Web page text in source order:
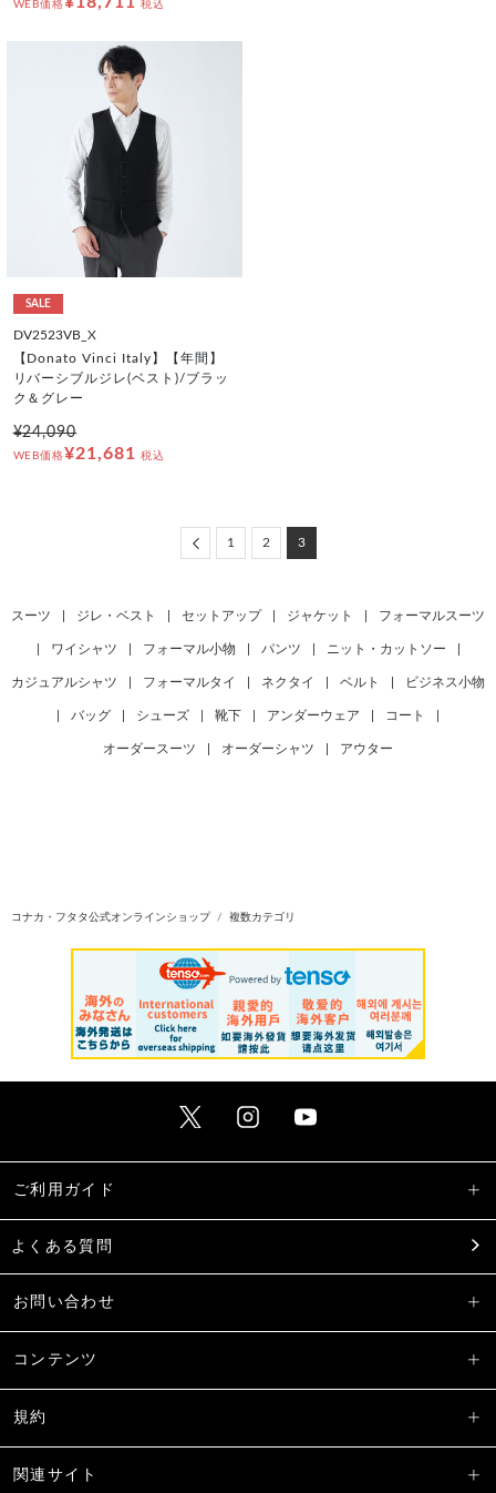
WEB価格 税込
SALE
DV2523VB_X
【Donato Vinci Italy】【年間】
リバーシブルジレ(ベスト)/ブラッ
ク＆グレー
¥24,090
WEB価格¥21,681 税込
Previous
1 2 3
スーツ ジレ・ベスト セットアップ ジャケット フォーマルスーツ
ワイシャツ フォーマル小物 パンツ ニット・カットソー
カジュアルシャツ フォーマルタイ ネクタイ ベルト ビジネス小物
バッグ シューズ 靴下 アンダーウェア コート
オーダースーツ オーダーシャツ アウター
コナカ・フタタ公式オンラインショップ 複数カテゴリ
ご利用ガイド
よくある質問
お問い合わせ
コンテンツ
規約
関連サイト